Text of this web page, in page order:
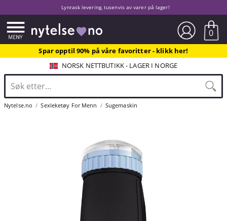
Lynrask levering, tusenvis av varer på lager!
0
Spar opptil 90% på våre favoritter - klikk her!
NORSK NETTBUTIKK - LAGER I NORGE
Nytelse.no Sexleketøy For Menn Sugemaskin